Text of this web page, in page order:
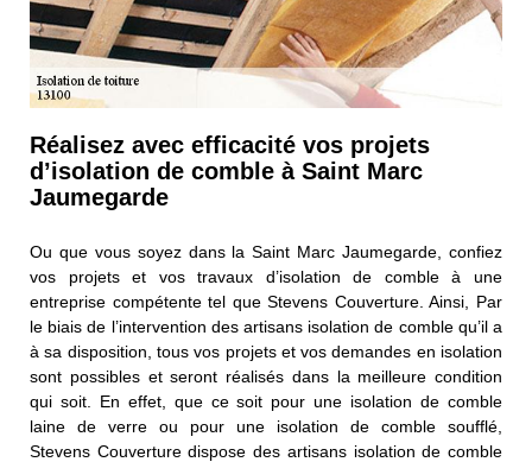
Réalisez avec efficacité vos projets
d’isolation de comble à Saint Marc
Jaumegarde
Ou que vous soyez dans la Saint Marc Jaumegarde, confiez
vos projets et vos travaux d’isolation de comble à une
entreprise compétente tel que Stevens Couverture. Ainsi, Par
le biais de l’intervention des artisans isolation de comble qu’il a
à sa disposition, tous vos projets et vos demandes en isolation
sont possibles et seront réalisés dans la meilleure condition
qui soit. En effet, que ce soit pour une isolation de comble
laine de verre ou pour une isolation de comble soufflé,
Stevens Couverture dispose des artisans isolation de comble